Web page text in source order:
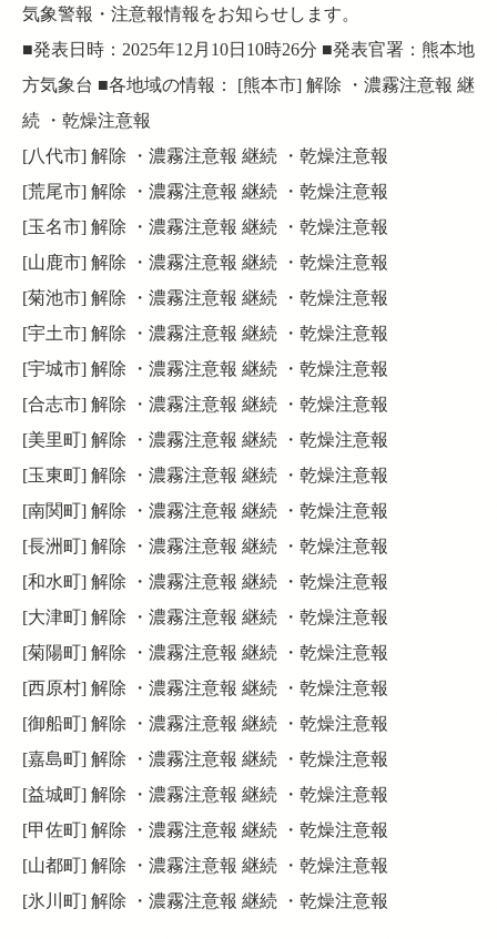
気象警報・注意報情報をお知らせします。
■発表日時：2025年12月10日10時26分 ■発表官署：熊本地
方気象台 ■各地域の情報： [熊本市] 解除 ・濃霧注意報 継
続 ・乾燥注意報
[八代市] 解除 ・濃霧注意報 継続 ・乾燥注意報
[荒尾市] 解除 ・濃霧注意報 継続 ・乾燥注意報
[玉名市] 解除 ・濃霧注意報 継続 ・乾燥注意報
[山鹿市] 解除 ・濃霧注意報 継続 ・乾燥注意報
[菊池市] 解除 ・濃霧注意報 継続 ・乾燥注意報
[宇土市] 解除 ・濃霧注意報 継続 ・乾燥注意報
[宇城市] 解除 ・濃霧注意報 継続 ・乾燥注意報
[合志市] 解除 ・濃霧注意報 継続 ・乾燥注意報
[美里町] 解除 ・濃霧注意報 継続 ・乾燥注意報
[玉東町] 解除 ・濃霧注意報 継続 ・乾燥注意報
[南関町] 解除 ・濃霧注意報 継続 ・乾燥注意報
[長洲町] 解除 ・濃霧注意報 継続 ・乾燥注意報
[和水町] 解除 ・濃霧注意報 継続 ・乾燥注意報
[大津町] 解除 ・濃霧注意報 継続 ・乾燥注意報
[菊陽町] 解除 ・濃霧注意報 継続 ・乾燥注意報
[西原村] 解除 ・濃霧注意報 継続 ・乾燥注意報
[御船町] 解除 ・濃霧注意報 継続 ・乾燥注意報
[嘉島町] 解除 ・濃霧注意報 継続 ・乾燥注意報
[益城町] 解除 ・濃霧注意報 継続 ・乾燥注意報
[甲佐町] 解除 ・濃霧注意報 継続 ・乾燥注意報
[山都町] 解除 ・濃霧注意報 継続 ・乾燥注意報
[氷川町] 解除 ・濃霧注意報 継続 ・乾燥注意報